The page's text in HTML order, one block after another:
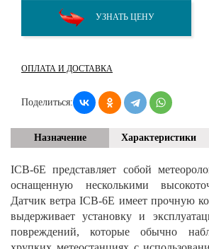
УЗНАТЬ ЦЕНУ
ОПЛАТА И ДОСТАВКА
Поделиться:
Назначение Характеристики
ICB-6E представляет собой
оснащенную несколькими
Датчик ветра ICB-6E имеет прочную
выдерживает установку и
повреждений, которые обычно